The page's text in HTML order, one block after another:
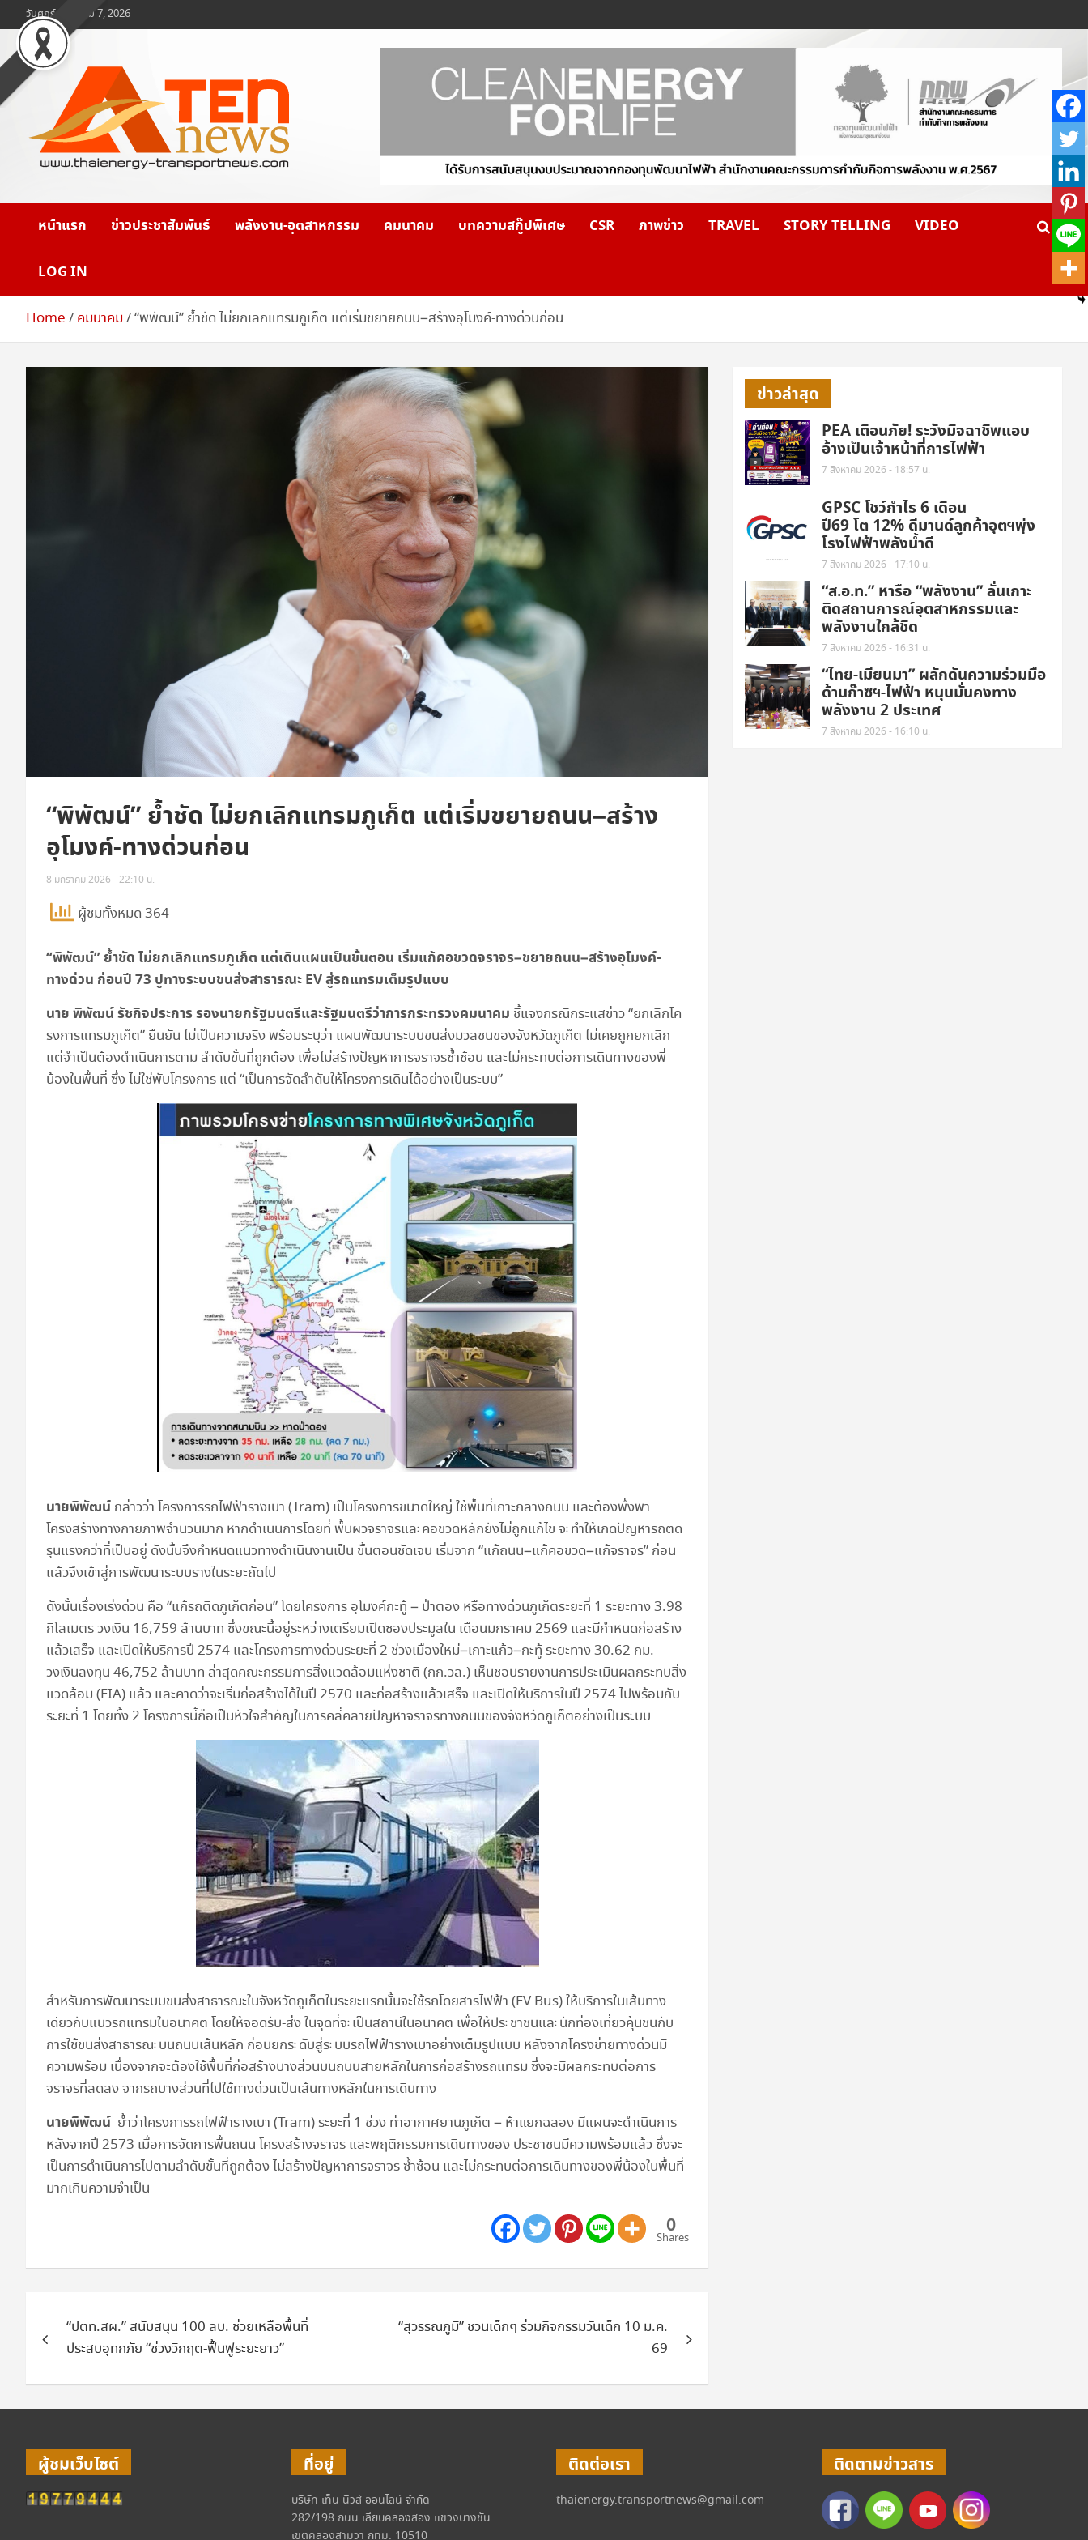
to
content
วันศุกร์, สิงหาคม 7, 2026
www.ten-news.com
หน้าแรก ข่าวประชาสัมพันธ์ พลังงาน-อุตสาหกรรม คมนาคม บทความสกู๊ปพิเศษ CSR ภาพข่าว TRAVEL STORY TELLING VIDEO
LOG IN
Home คมนาคม “พิพัฒน์” ย้ำชัด ไม่ยกเลิกแทรมภูเก็ต แต่เริ่มขยายถนน–สร้างอุโมงค์-ทางด่วนก่อน
“พิพัฒน์” ย้ำชัด ไม่ยกเลิกแทรมภูเก็ต แต่เริ่มขยายถนน–สร้าง
อุโมงค์-ทางด่วนก่อน
8 มกราคม 2026 - 22:10 น.
ผู้ชมทั้งหมด 364
“พิพัฒน์” ย้ำชัด ไม่ยกเลิกแทรมภูเก็ต แต่เดินแผนเป็นขั้นตอน เริ่มแก้คอขวดจราจร–ขยายถนน–สร้างอุโมงค์-
ทางด่วน ก่อนปี73 ปูทางระบบขนส่งสาธารณะEVสู่รถแทรมเต็มรูปแบบ
นาย พิพัฒน์ รัชกิจประการ รองนายกรัฐมนตรีและรัฐมนตรีว่าการกระทรวงคมนาคม ชี้แจงกรณีกระแสข่าว “ยกเลิกโค
รงการแทรมภูเก็ต” ยืนยัน ไม่เป็นความจริง พร้อมระบุว่า แผนพัฒนาระบบขนส่งมวลชนของจังหวัดภูเก็ต ไม่เคยถูกยกเลิก
แต่จำเป็นต้องดำเนินการตาม ลำดับขั้นที่ถูกต้อง เพื่อไม่สร้างปัญหาการจราจรซ้ำซ้อน และไม่กระทบต่อการเดินทางของพี่
น้องในพื้นที่ ซึ่ง ไม่ใช่พับโครงการ แต่ “เป็นการจัดลำดับให้โครงการเดินได้อย่างเป็นระบบ”
นายพิพัฒน์ กล่าวว่า โครงการรถไฟฟ้ารางเบา (Tram) เป็นโครงการขนาดใหญ่ ใช้พื้นที่เกาะกลางถนน และต้องพึ่งพา
โครงสร้างทางกายภาพจำนวนมาก หากดำเนินการโดยที่ พื้นผิวจราจรและคอขวดหลักยังไม่ถูกแก้ไข จะทำให้เกิดปัญหารถติด
รุนแรงกว่าที่เป็นอยู่ ดังนั้นจึงกำหนดแนวทางดำเนินงานเป็น ขั้นตอนชัดเจน เริ่มจาก “แก้ถนน–แก้คอขวด–แก้จราจร” ก่อน
แล้วจึงเข้าสู่การพัฒนาระบบรางในระยะถัดไป
ดังนั้นเรื่องเร่งด่วน คือ “แก้รถติดภูเก็ตก่อน” โดยโครงการ อุโมงค์กะทู้ – ป่าตอง หรือทางด่วนภูเก็ตระยะที่ 1 ระยะทาง 3.98
กิโลเมตร วงเงิน 16,759 ล้านบาท ซึ่งขณะนี้อยู่ระหว่างเตรียมเปิดซองประมูลใน เดือนมกราคม 2569 และมีกำหนดก่อสร้าง
แล้วเสร็จ และเปิดให้บริการปี 2574 และโครงการทางด่วนระยะที่ 2 ช่วงเมืองใหม่–เกาะแก้ว–กะทู้ ระยะทาง 30.62 กม.
วงเงินลงทุน 46,752 ล้านบาท ล่าสุดคณะกรรมการสิ่งแวดล้อมแห่งชาติ (กก.วล.) เห็นชอบรายงานการประเมินผลกระทบสิ่ง
แวดล้อม (EIA) แล้ว และคาดว่าจะเริ่มก่อสร้างได้ในปี 2570 และก่อสร้างแล้วเสร็จ และเปิดให้บริการในปี 2574 ไปพร้อมกับ
ระยะที่ 1 โดยทั้ง 2 โครงการนี้ถือเป็นหัวใจสำคัญในการคลี่คลายปัญหาจราจรทางถนนของจังหวัดภูเก็ตอย่างเป็นระบบ
สำหรับการพัฒนาระบบขนส่งสาธารณะในจังหวัดภูเก็ตในระยะแรกนั้นจะใช้รถโดยสารไฟฟ้า (EV Bus) ให้บริการในเส้นทาง
เดียวกับแนวรถแทรมในอนาคต โดยให้จอดรับ-ส่ง ในจุดที่จะเป็นสถานีในอนาคต เพื่อให้ประชาชนและนักท่องเที่ยวคุ้นชินกับ
การใช้ขนส่งสาธารณะบนถนนเส้นหลัก ก่อนยกระดับสู่ระบบรถไฟฟ้ารางเบาอย่างเต็มรูปแบบ หลังจากโครงข่ายทางด่วนมี
ความพร้อม เนื่องจากจะต้องใช้พื้นที่ก่อสร้างบางส่วนบนถนนสายหลักในการก่อสร้างรถแทรม ซึ่งจะมีผลกระทบต่อการ
จราจรที่ลดลง จากรถบางส่วนที่ไปใช้ทางด่วนเป็นเส้นทางหลักในการเดินทาง
นายพิพัฒน์ ย้ำว่าโครงการรถไฟฟ้ารางเบา (Tram) ระยะที่ 1 ช่วง ท่าอากาศยานภูเก็ต – ห้าแยกฉลอง มีแผนจะดำเนินการ
หลังจากปี 2573 เมื่อการจัดการพื้นถนน โครงสร้างจราจร และพฤติกรรมการเดินทางของ ประชาชนมีความพร้อมแล้ว ซึ่งจะ
เป็นการดำเนินการไปตามลำดับขั้นที่ถูกต้อง ไม่สร้างปัญหาการจราจร ซ้ำซ้อน และไม่กระทบต่อการเดินทางของพี่น้องในพื้นที่
มากเกินความจำเป็น
0
Shares
เรื่อง“ปตท.สผ.” สนับสนุน 100 ลบ. ช่วยเหลือพื้นที่
ประสบอุทกภัย “ช่วงวิกฤต-ฟื้นฟูระยะยาว”
“สุวรรณภูมิ” ชวนเด็กๆ ร่วมกิจกรรมวันเด็ก 10 ม.ค.
69
ข่าวล่าสุด
PEA เตือนภัย! ระวังมิจฉาชีพแอบ
อ้างเป็นเจ้าหน้าที่การไฟฟ้า
7 สิงหาคม 2026 - 18:57 น.
GPSC โชว์กำไร 6 เดือน
ปี69 โต 12% ดีมานด์ลูกค้าอุตฯพุ่ง
โรงไฟฟ้าพลังน้ำดี
7 สิงหาคม 2026 - 17:10 น.
“ส.อ.ท.” หารือ “พลังงาน” ลั่นเกาะ
ติดสถานการณ์อุตสาหกรรมและ
พลังงานใกล้ชิด
7 สิงหาคม 2026 - 16:31 น.
“ไทย-เมียนมา” ผลักดันความร่วมมือ
ด้านก๊าซฯ-ไฟฟ้า หนุนมั่นคงทาง
พลังงาน 2 ประเทศ
7 สิงหาคม 2026 - 16:10 น.
ผู้ชมเว็บไซต์ ที่อยู่
บริษัท เท็น นิวส์ ออนไลน์ จำกัด
282/198 ถนน เลียบคลองสอง แขวงบางชัน
เขตคลองสามวา กทม. 10510
ติดต่อเรา
thaienergy.transportnews@gmail.com
ติดตามข่าวสาร